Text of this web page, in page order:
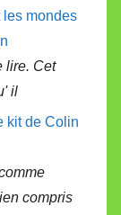
les mondes
lire. Cet
il
kit de Colin
compris